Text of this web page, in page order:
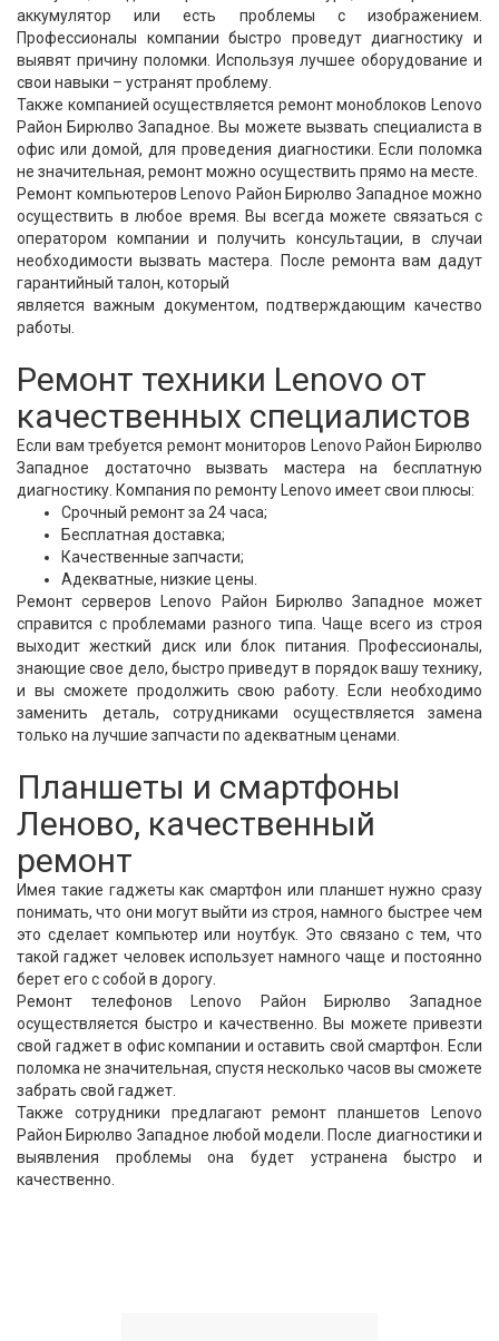
аккумулятор или есть проблемы с изображением.
Профессионалы компании быстро проведут диагностику и
выявят причину поломки. Используя лучшее оборудование и
свои навыки – устранят проблему.
Также компанией осуществляется ремонт моноблоков Lenovo
Район Бирюлво Западное. Вы можете вызвать специалиста в
офис или домой, для проведения диагностики. Если поломка
не значительная, ремонт можно осуществить прямо на месте.
Ремонт компьютеров Lenovo Район Бирюлво Западное можно
осуществить в любое время. Вы всегда можете связаться с
оператором компании и получить консультации, в случаи
необходимости вызвать мастера. После ремонта вам дадут
гарантийный талон, который
является важным документом, подтверждающим качество
работы.
Ремонт техники Lenovo от
качественных специалистов
Если вам требуется ремонт мониторов Lenovo Район Бирюлво
Западное достаточно вызвать мастера на бесплатную
диагностику. Компания по ремонту Lenovo имеет свои плюсы:
Срочный ремонт за 24 часа;
Бесплатная доставка;
Качественные запчасти;
Адекватные, низкие цены.
Ремонт серверов Lenovo Район Бирюлво Западное может
справится с проблемами разного типа. Чаще всего из строя
выходит жесткий диск или блок питания. Профессионалы,
знающие свое дело, быстро приведут в порядок вашу технику,
и вы сможете продолжить свою работу. Если необходимо
заменить деталь, сотрудниками осуществляется замена
только на лучшие запчасти по адекватным ценами.
Планшеты и смартфоны
Леново, качественный
ремонт
Имея такие гаджеты как смартфон или планшет нужно сразу
понимать, что они могут выйти из строя, намного быстрее чем
это сделает компьютер или ноутбук. Это связано с тем, что
такой гаджет человек использует намного чаще и постоянно
берет его с собой в дорогу.
Ремонт телефонов Lenovo Район Бирюлво Западное
осуществляется быстро и качественно. Вы можете привезти
свой гаджет в офис компании и оставить свой смартфон. Если
поломка не значительная, спустя несколько часов вы сможете
забрать свой гаджет.
Также сотрудники предлагают ремонт планшетов Lenovo
Район Бирюлво Западное любой модели. После диагностики и
выявления проблемы она будет устранена быстро и
качественно.